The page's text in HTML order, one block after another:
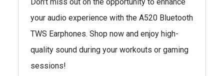
Don't miss out on the opportunity to enhance
your audio experience with the A520 Bluetooth
TWS Earphones. Shop now and enjoy high-
quality sound during your workouts or gaming
sessions!